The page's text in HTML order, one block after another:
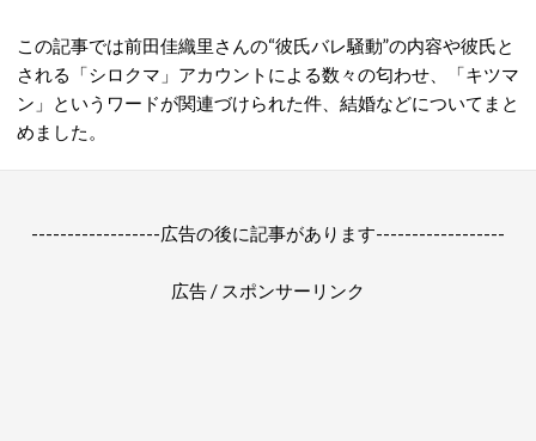
この記事では前田佳織里さんの“彼氏バレ騒動”の内容や彼氏と
される「シロクマ」アカウントによる数々の匂わせ、「キツマ
ン」というワードが関連づけられた件、結婚などについてまと
めました。
------------------広告の後に記事があります------------------
広告 / スポンサーリンク